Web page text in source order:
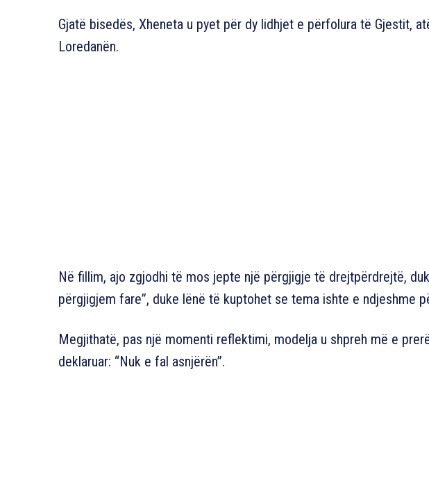
Gjatë bisedës, Xheneta u pyet për dy lidhjet e përfolura të Gjestit,
Loredanën.
Në fillim, ajo zgjodhi të mos jepte një përgjigje të drejtpërdrejtë,
përgjigjem fare”, duke lënë të kuptohet se tema ishte e ndjeshme
Megjithatë, pas një momenti reflektimi, modelja u shpreh më e
deklaruar: “Nuk e fal asnjërën”.